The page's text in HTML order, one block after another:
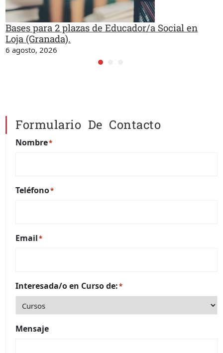
Bases para 2 plazas de Educador/a Social en
Loja (Granada).
6 agosto, 2026
Formulario De Contacto
Nombre*
Teléfono*
Email*
Interesada/o en Curso de:*
Mensaje